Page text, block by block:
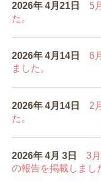
2026年 4月21 日 5
た。
2026年 4月14 日
6
ました。
2026年 4月14 日
2
た。
2026年 4月 3 日 3
の報告を掲載しまし